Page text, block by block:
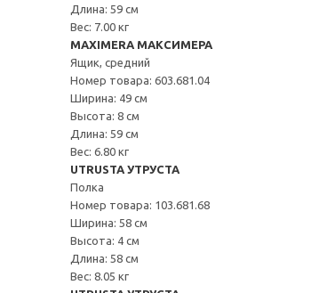
Длина: 59 см
Вес: 7.00 кг
MAXIMERA МАКСИМЕРА
Ящик, средний
Номер товара: 603.681.04
Ширина: 49 см
Высота: 8 см
Длина: 59 см
Вес: 6.80 кг
UTRUSTA УТРУСТА
Полка
Номер товара: 103.681.68
Ширина: 58 см
Высота: 4 см
Длина: 58 см
Вес: 8.05 кг